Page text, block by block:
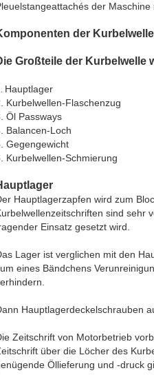
der
der Kurbelwelle
Großteile der Kurbelwelle
Hauptlager
Kurbelwellen-Flaschenzug
Öl Passways
Balancen-Loch
Gegengewicht
Kurbelwellen-Schmierung
Hauptlagerzapfen wird zum
sind sehr
Einsatz gesetzt wird.
Lager ist verglichen mit den
eines Bändchens
Hauptlagerdeckelschrauben
Zeitschrift von Motorbetrieb
über die Löcher des
Öllieferung und -druck